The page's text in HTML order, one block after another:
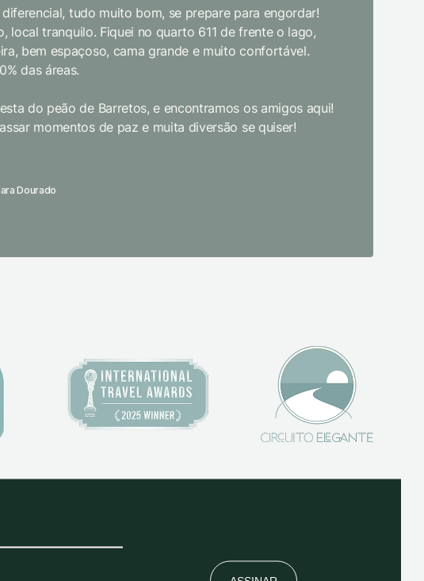
tudo muito bom, se prepare para engordar!
local tranquilo. Fiquei no quarto 611 de frente o lago,
bem espaçoso, cama grande e muito confortável.
das áreas.
do peão de Barretos, e encontramos os amigos aqui!
momentos de paz e muita diversão se quiser!
Dourado